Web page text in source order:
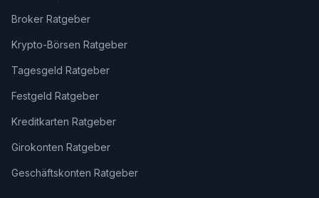
Broker Ratgeber
Krypto-Börsen Ratgeber
Tagesgeld Ratgeber
Festgeld Ratgeber
Kreditkarten Ratgeber
Girokonten Ratgeber
Geschäftskonten Ratgeber